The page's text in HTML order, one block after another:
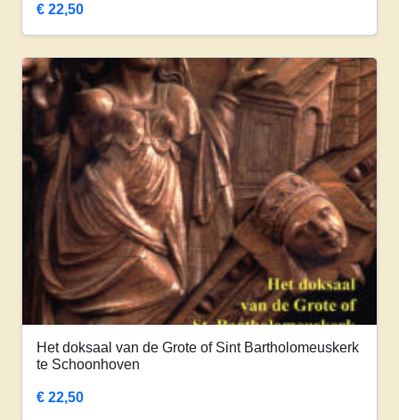
€ 22,50
Het doksaal van de Grote of Sint Bartholomeuskerk
te Schoonhoven
€ 22,50